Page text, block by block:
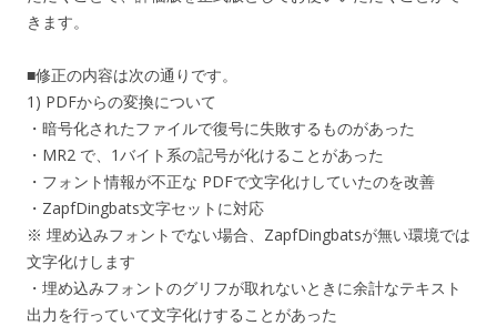
きます。
■修正の内容は次の通りです。
1) PDFからの変換について
・暗号化されたファイルで復号に失敗するものがあった
・MR2 で、1バイト系の記号が化けることがあった
・フォント情報が不正な PDFで文字化けしていたのを改善
・ZapfDingbats文字セットに対応
※ 埋め込みフォントでない場合、ZapfDingbatsが無い環境では
文字化けします
・埋め込みフォントのグリフが取れないときに余計なテキスト
出力を行っていて文字化けすることがあった